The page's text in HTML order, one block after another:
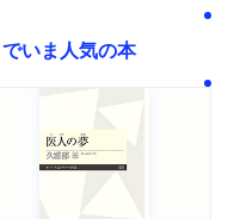
でいま人気の本